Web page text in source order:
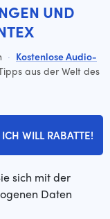
UND
· Kostenlose Audio-
aus der Welt des
ICH WILL RABATTE!
sich mit der
Daten